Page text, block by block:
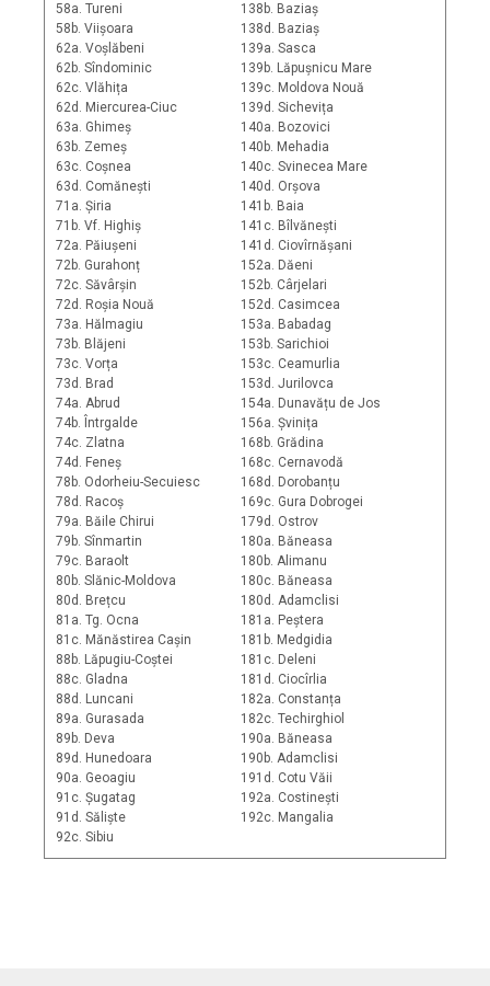
58a. Tureni
58b. Viișoara
62a. Voșlăbeni
62b. Sîndominic
62c. Vlăhița
62d. Miercurea-Ciuc
63a. Ghimeș
63b. Zemeș
63c. Coșnea
63d. Comănești
71a. Șiria
71b. Vf. Highiș
72a. Păiușeni
72b. Gurahonț
72c. Săvârșin
72d. Roșia Nouă
73a. Hălmagiu
73b. Blăjeni
73c. Vorța
73d. Brad
74a. Abrud
74b. Întrgalde
74c. Zlatna
74d. Feneș
78b. Odorheiu-Secuiesc
78d. Racoș
79a. Băile Chirui
79b. Sînmartin
79c. Baraolt
80b. Slănic-Moldova
80d. Brețcu
81a. Tg. Ocna
81c. Mănăstirea Cașin
88b. Lăpugiu-Coștei
88c. Gladna
88d. Luncani
89a. Gurasada
89b. Deva
89d. Hunedoara
90a. Geoagiu
91c. Șugatag
91d. Săliște
92c. Sibiu
138b. Baziaș
138d. Baziaș
139a. Sasca
139b. Lăpușnicu Mare
139c. Moldova Nouă
139d. Sichevița
140a. Bozovici
140b. Mehadia
140c. Svinecea Mare
140d. Orșova
141b. Baia
141c. Bîlvănești
141d. Ciovîrnășani
152a. Dăeni
152b. Cârjelari
152d. Casimcea
153a. Babadag
153b. Sarichioi
153c. Ceamurlia
153d. Jurilovca
154a. Dunavățu de Jos
156a. Șvinița
168b. Grădina
168c. Cernavodă
168d. Dorobanțu
169c. Gura Dobrogei
179d. Ostrov
180a. Băneasa
180b. Alimanu
180c. Băneasa
180d. Adamclisi
181a. Peștera
181b. Medgidia
181c. Deleni
181d. Ciocîrlia
182a. Constanța
182c. Techirghiol
190a. Băneasa
190b. Adamclisi
191d. Cotu Văii
192a. Costinești
192c. Mangalia